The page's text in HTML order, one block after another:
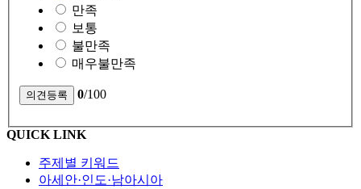
만족
보통
불만족
매우불만족
0/100
QUICK LINK
주제별 키워드
아세안·인도·남아시아